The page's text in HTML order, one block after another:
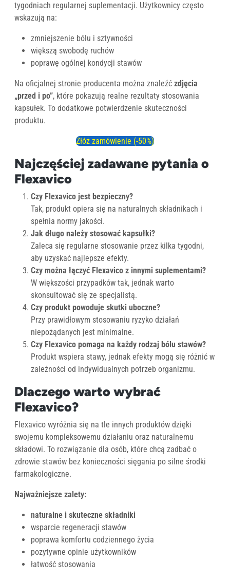
tygodniach regularnej suplementacji. Użytkownicy często
wskazują na:
zmniejszenie bólu i sztywności
większą swobodę ruchów
poprawę ogólnej kondycji stawów
Na oficjalnej stronie producenta można znaleźć zdjęcia
„przed i po”, które pokazują realne rezultaty stosowania
kapsułek. To dodatkowe potwierdzenie skuteczności
produktu.
Złóż zamówienie (-50%)
Najczęściej zadawane pytania o
Flexavico
Czy Flexavico jest bezpieczny?
Tak, produkt opiera się na naturalnych składnikach i
spełnia normy jakości.
Jak długo należy stosować kapsułki?
Zaleca się regularne stosowanie przez kilka tygodni,
aby uzyskać najlepsze efekty.
Czy można łączyć Flexavico z innymi suplementami?
W większości przypadków tak, jednak warto
skonsultować się ze specjalistą.
Czy produkt powoduje skutki uboczne?
Przy prawidłowym stosowaniu ryzyko działań
niepożądanych jest minimalne.
Czy Flexavico pomaga na każdy rodzaj bólu stawów?
Produkt wspiera stawy, jednak efekty mogą się różnić w
zależności od indywidualnych potrzeb organizmu.
Dlaczego warto wybrać
Flexavico?
Flexavico wyróżnia się na tle innych produktów dzięki
swojemu kompleksowemu działaniu oraz naturalnemu
składowi. To rozwiązanie dla osób, które chcą zadbać o
zdrowie stawów bez konieczności sięgania po silne środki
farmakologiczne.
Najważniejsze zalety:
naturalne i skuteczne składniki
wsparcie regeneracji stawów
poprawa komfortu codziennego życia
pozytywne opinie użytkowników
łatwość stosowania